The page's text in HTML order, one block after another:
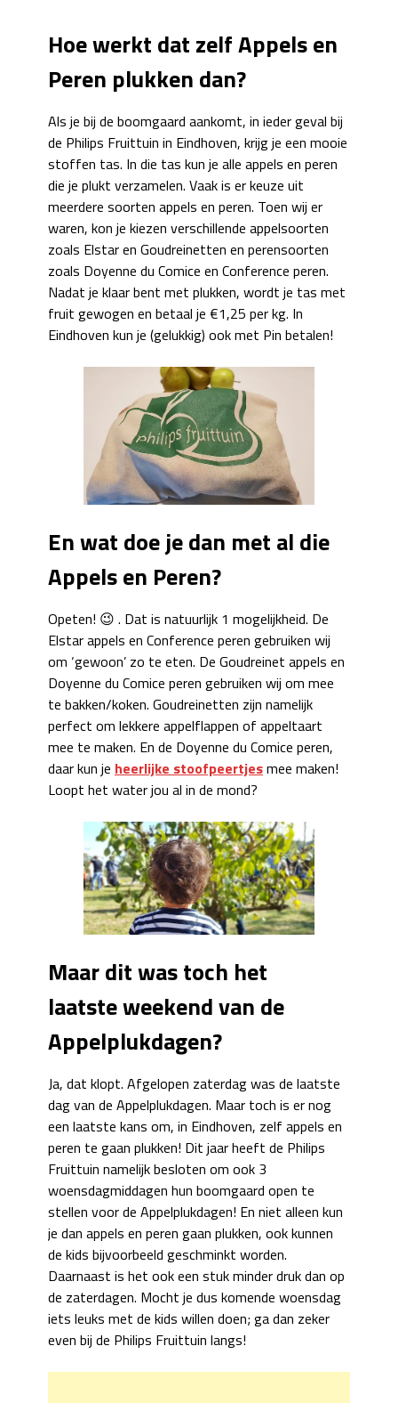
Hoe werkt dat zelf Appels en
Peren plukken dan?
Als je bij de boomgaard aankomt, in ieder geval bij
de Philips Fruittuin in Eindhoven, krijg je een mooie
stoffen tas. In die tas kun je alle appels en peren
die je plukt verzamelen. Vaak is er keuze uit
meerdere soorten appels en peren. Toen wij er
waren, kon je kiezen verschillende appelsoorten
zoals Elstar en Goudreinetten en perensoorten
zoals Doyenne du Comice en Conference peren.
Nadat je klaar bent met plukken, wordt je tas met
fruit gewogen en betaal je €1,25 per kg. In
Eindhoven kun je (gelukkig) ook met Pin betalen!
En wat doe je dan met al die
Appels en Peren?
Opeten! 😉 . Dat is natuurlijk 1 mogelijkheid. De
Elstar appels en Conference peren gebruiken wij
om ‘gewoon’ zo te eten. De Goudreinet appels en
Doyenne du Comice peren gebruiken wij om mee
te bakken/koken. Goudreinetten zijn namelijk
perfect om lekkere appelflappen of appeltaart
mee te maken. En de Doyenne du Comice peren,
daar kun je heerlijke stoofpeertjesmee maken!
Loopt het water jou al in de mond?
Maar dit was toch het
laatste weekend van de
Appelplukdagen?
Ja, dat klopt. Afgelopen zaterdag was de laatste
dag van de Appelplukdagen. Maar toch is er nog
een laatste kans om, in Eindhoven, zelf appels en
peren te gaan plukken! Dit jaar heeft de Philips
Fruittuin namelijk besloten om ook 3
woensdagmiddagen hun boomgaard open te
stellen voor de Appelplukdagen! En niet alleen kun
je dan appels en peren gaan plukken, ook kunnen
de kids bijvoorbeeld geschminkt worden.
Daarnaast is het ook een stuk minder druk dan op
de zaterdagen. Mocht je dus komende woensdag
iets leuks met de kids willen doen; ga dan zeker
even bij de Philips Fruittuin langs!